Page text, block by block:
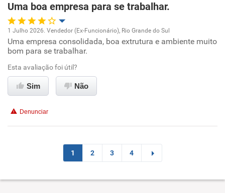
Recomenda a diretoria
Uma boa empresa para se trabalhar.
Oportunidade de promoção
Ambiente de trabalho
Conciliação com a vida familiar
Recomenda esta empresa
Recomenda a diretoria
1 Julho 2026. Vendedor (Ex-Funcionário), Rio Grande do Sul
Uma empresa consolidada, boa extrutura e ambiente muito
bom para se trabalhar.
Esta avaliação foi útil?
Sim Não
Denunciar
1 2 3 4